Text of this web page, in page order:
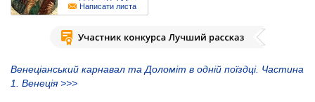
Написати листа
Венеціанський карнавал та Доломіт в одній поїздці. Частина
1. Венеція >>>